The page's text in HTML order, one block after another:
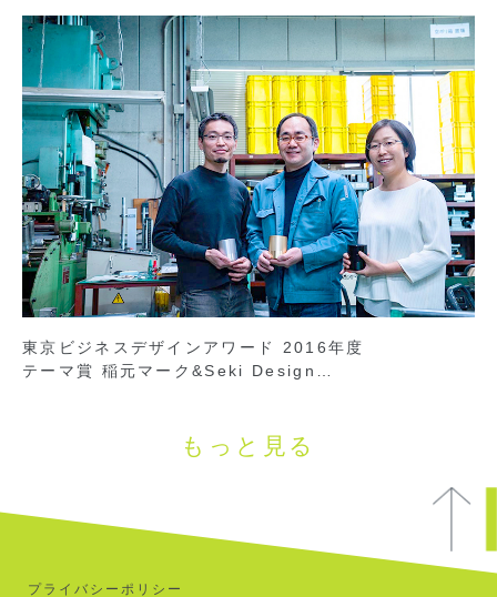
東京ビジネスデザインアワード 2016年度
テーマ賞 稲元マーク&Seki Design…
もっと見る
プライバシーポリシー